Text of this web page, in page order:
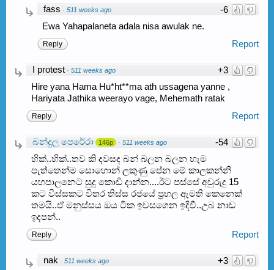
-6
fass · 511 weeks ago
Ewa Yahapalaneta adala nisa awulak ne.
Report
Reply
+3
I protest · 511 weeks ago
Hire yana Hama Hu*ht**ma ath ussagena yanne ,
Hariyata Jathika weerayo vage, Mehemath ratak
Report
Reply
-54
බන්දුල පෙරේරා 146p · 511 weeks ago
හික්..හික්..තව කි දවසද බන් බලන බලන හැම
පැත්තෙන්ම සොහොන් ලකුණු පේන මේ කාලකන්නි
යහපාලනෙට සුදු කොඩි දාන්න....ඊට පස්සේ අවුරුදු 15
කට විස්සකට විතර තිස්ස රජයේ ප්‍රභල ඇමති කෙනෙක්
තමයි..ඒ මනුස්සය ඔය ටික ඉවසගෙන ඉදිවී..උබ නාඩ
ඉදපන්..
Report
Reply
+3
nak · 511 weeks ago